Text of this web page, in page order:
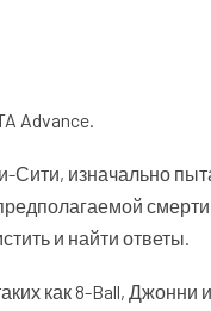
Advance.
Сити, изначально
и найти ответы.
как 8-Ball, Джонни